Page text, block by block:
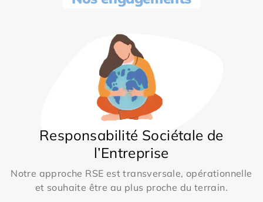
Responsabilité Sociétale de
l’Entreprise
Notre approche RSE est transversale, opérationnelle
et souhaite être au plus proche du terrain.